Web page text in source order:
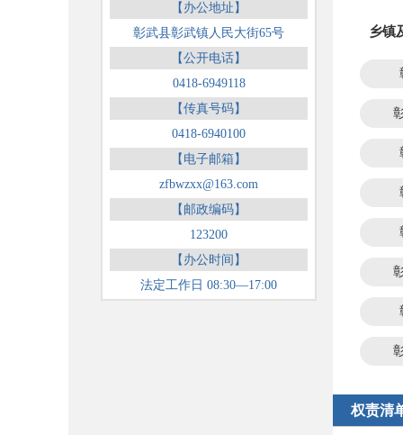
【办公地址】
彰武县彰武镇人民大街65号
【公开电话】
0418-6949118
【传真号码】
0418-6940100
【电子邮箱】
zfbwzxx@163.com
【邮政编码】
123200
【办公时间】
法定工作日 08:30—17:00
乡镇
权责清